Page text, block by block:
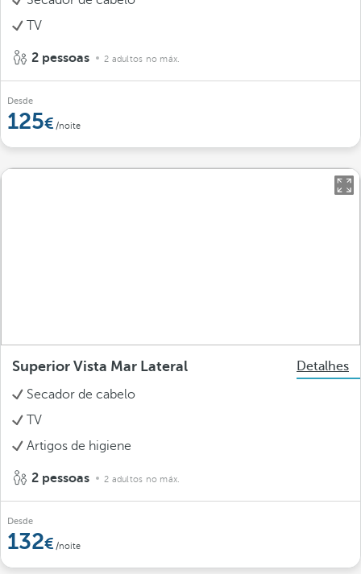
TV
2 pessoas 2 adultos no máx.
Desde
125 /noite
Superior Vista Mar Lateral
Detalhes
Secador de cabelo
TV
Artigos de higiene
2 pessoas 2 adultos no máx.
Desde
132 /noite